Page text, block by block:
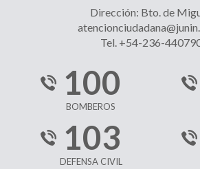
Dirección: Bto. de
Tel. +54-236-
100
BOMBEROS
103
DEFENSA CIVIL